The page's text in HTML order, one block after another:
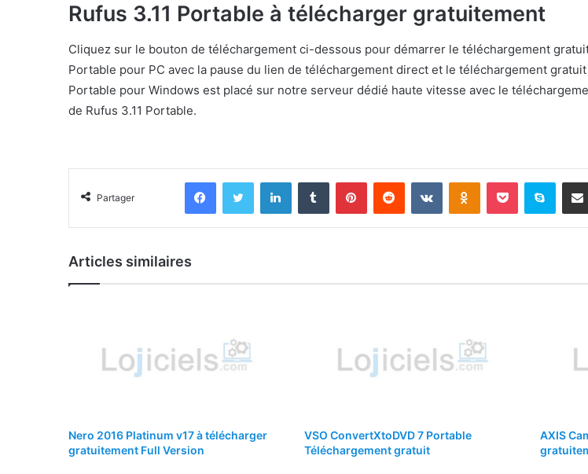
Rufus 3.11 Portable à télécharger gratuitement
Cliquez sur le bouton de téléchargement ci-dessous pour démarrer le téléchargement
Portable pour PC avec la pause du lien de téléchargement direct et le téléchargement
Portable pour Windows est placé sur notre serveur dédié haute vitesse avec le
de Rufus 3.11 Portable.
Partager
FacebookTwitter LinkedinTumblr PinterestReddit VKontakteOdnoklassniki
Pocket Skype
Articles similaires
Nero 2016 Platinum v17 à télécharger
gratuitement Full Version
VSO ConvertXtoDVD 7 Portable
Téléchargement gratuit
AXIS